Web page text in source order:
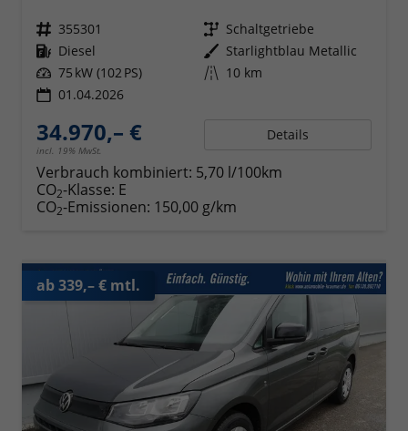
Fahrzeugnr. 355301 Getriebe Schaltgetriebe
Kraftstoff Diesel Außenfarbe Starlightblau Metallic
Leistung 75 kW (102 PS) Kilometerstand 10 km
01.04.2026
34.970,– €
incl. 19% MwSt.
Details
Verbrauch kombiniert: 5,70 l/100km
CO2-Klasse: E
CO2-Emissionen: 150,00 g/km
ab 339,– € mtl.